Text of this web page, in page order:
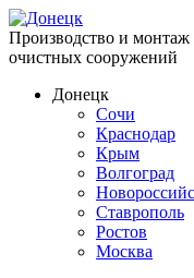
Производство и монтаж
очистных сооружений
Донецк
Сочи
Краснодар
Крым
Волгоград
Ставрополь
Ростов
Москва